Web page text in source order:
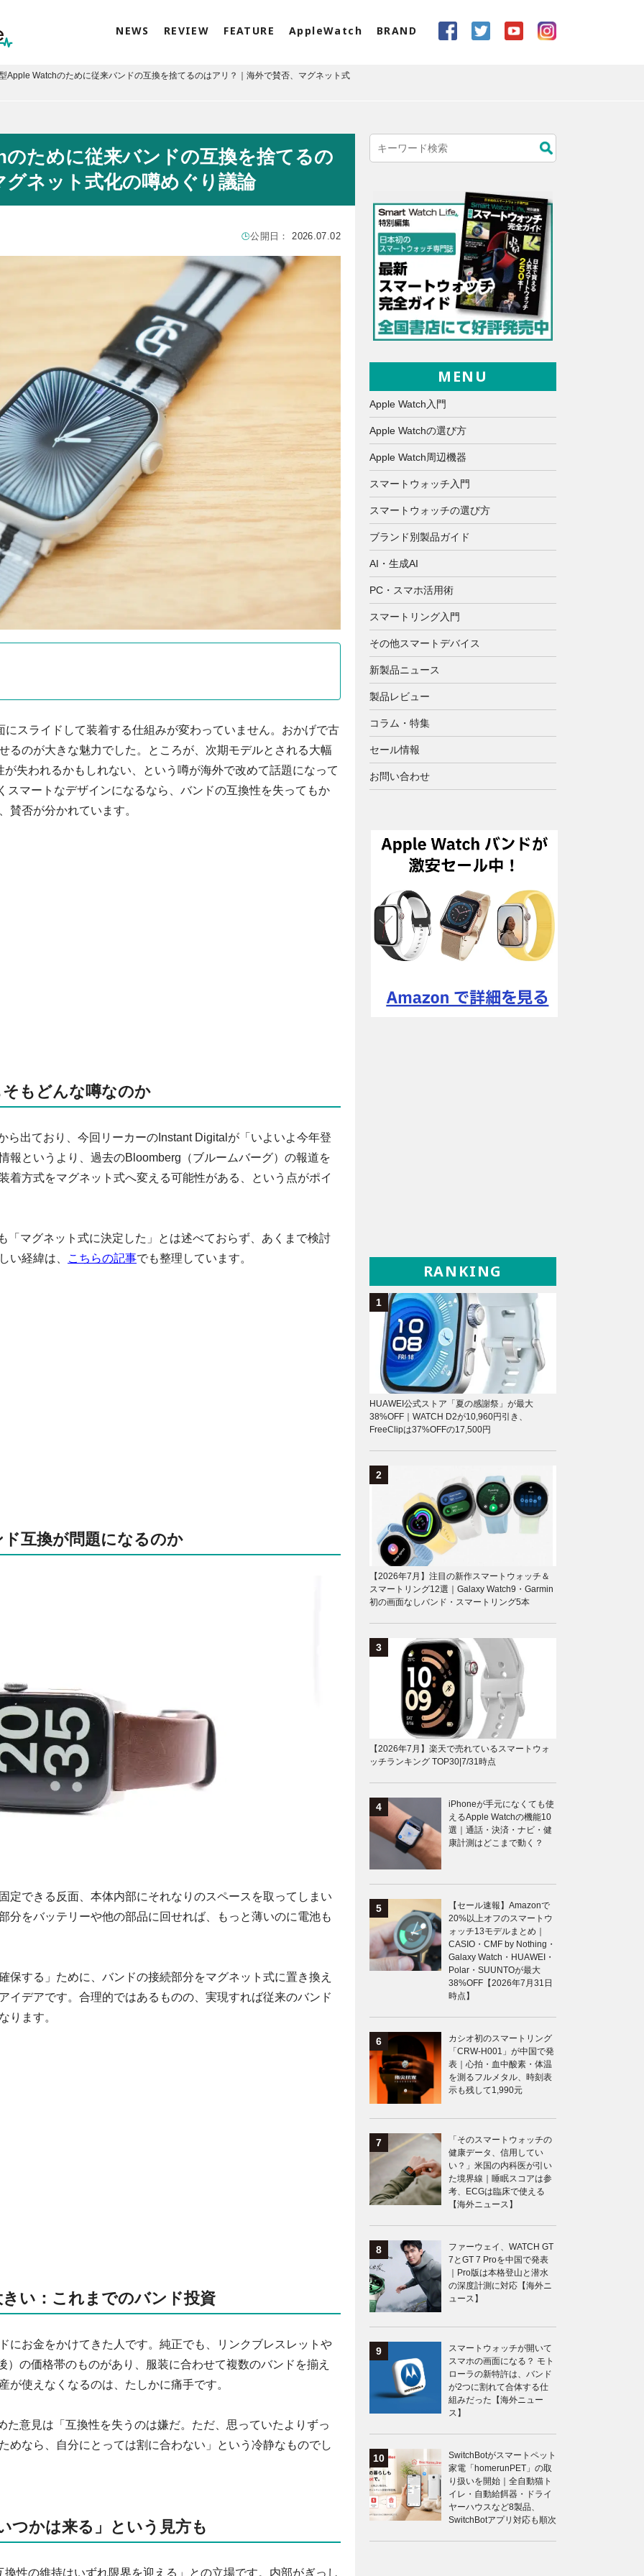
NEWS REVIEW FEATURE AppleWatch BRAND
Apple Watchのために従来バンドの互換を捨てるのはアリ？｜海外で賛否、マグネット式
ために従来バンドの互換を捨てるの
ネット式化の噂めぐり議論
公開日：2026.07.02
スライドして装着する仕組みが変わっていません。おかげで古
るのが大きな魅力でした。ところが、次期モデルとされる大幅
失われるかもしれない、という噂が海外で改めて話題になって
スマートなデザインになるなら、バンドの互換性を失ってもか
賛否が分かれています。
もどんな噂なのか
ら出ており、今回リーカーのInstant Digitalが「いよいよ今年登
報というより、過去のBloomberg（ブルームバーグ）の報道を
着方式をマグネット式へ変える可能性がある、という点がポイ
「マグネット式に決定した」とは述べておらず、あくまで検討
い経緯は、
こちらの記事でも整理しています。
互換が問題になるのか
定できる反面、本体内部にそれなりのスペースを取ってしまい
分をバッテリーや他の部品に回せれば、もっと薄いのに電池も
保する」ために、バンドの接続部分をマグネット式に置き換え
イデアです。合理的ではあるものの、実現すれば従来のバンド
ります。
い：これまでのバンド投資
にお金をかけてきた人です。純正でも、リンクブレスレットや
の価格帯のものがあり、服装に合わせて複数のバンドを揃え
使えなくなるのは、たしかに痛手です。
た意見は「互換性を失うのは嫌だ。ただ、思っていたよりずっ
めなら、自分にとっては割に合わない」という冷静なものでし
つかは来る」という見方も
性の維持はいずれ限界を迎える」との立場です。内部がぎっし
MENU
Apple Watch入門
Apple Watchの選び方
Apple Watch周辺機器
スマートウォッチ入門
スマートウォッチの選び方
ブランド別製品ガイド
AI・生成AI
PC・スマホ活用術
スマートリング入門
その他スマートデバイス
新製品ニュース
製品レビュー
コラム・特集
セール情報
お問い合わせ
RANKING
HUAWEI公式ストア「夏の感謝祭」が最大
38%OFF｜WATCH D2が10,960円引き、
FreeClipは37%OFFの17,500円
【2026年7月】注目の新作スマートウォッチ＆
スマートリング12選｜Galaxy Watch9・Garmin
初の画面なしバンド・スマートリング5本
【2026年7月】楽天で売れているスマートウォ
ッチランキング TOP30|7/31時点
iPhoneが手元になくても使
えるApple Watchの機能10
選｜通話・決済・ナビ・健
康計測はどこまで動く？
【セール速報】Amazonで
20%以上オフのスマートウ
ォッチ13モデルまとめ｜
CASIO・CMF by Nothing・
Galaxy Watch・HUAWEI・
Polar・SUUNTOが最大
38%OFF【2026年7月31日
時点】
カシオ初のスマートリング
「CRW-H001」が中国で発
表｜心拍・血中酸素・体温
を測るフルメタル、時刻表
示も残して1,990元
「そのスマートウォッチの
健康データ、信用してい
い？」米国の内科医が引い
た境界線｜睡眠スコアは参
考、ECGは臨床で使える
【海外ニュース】
ファーウェイ、WATCH GT
7とGT 7 Proを中国で発表
｜Pro版は本格登山と潜水
の深度計測に対応【海外ニ
ュース】
スマートウォッチが開いて
スマホの画面になる？ モト
ローラの新特許は、バンド
が2つに割れて合体する仕
組みだった【海外ニュー
ス】
SwitchBotがスマートペット
家電「homerunPET」の取
り扱いを開始｜全自動猫ト
イレ・自動給餌器・ドライ
ヤーハウスなど8製品、
SwitchBotアプリ対応も順次